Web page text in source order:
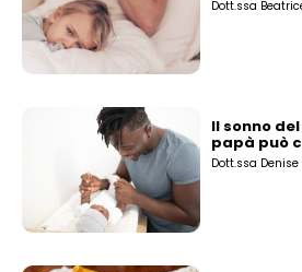
Dott.ssa
Il sonno
papà può
Dott.ssa